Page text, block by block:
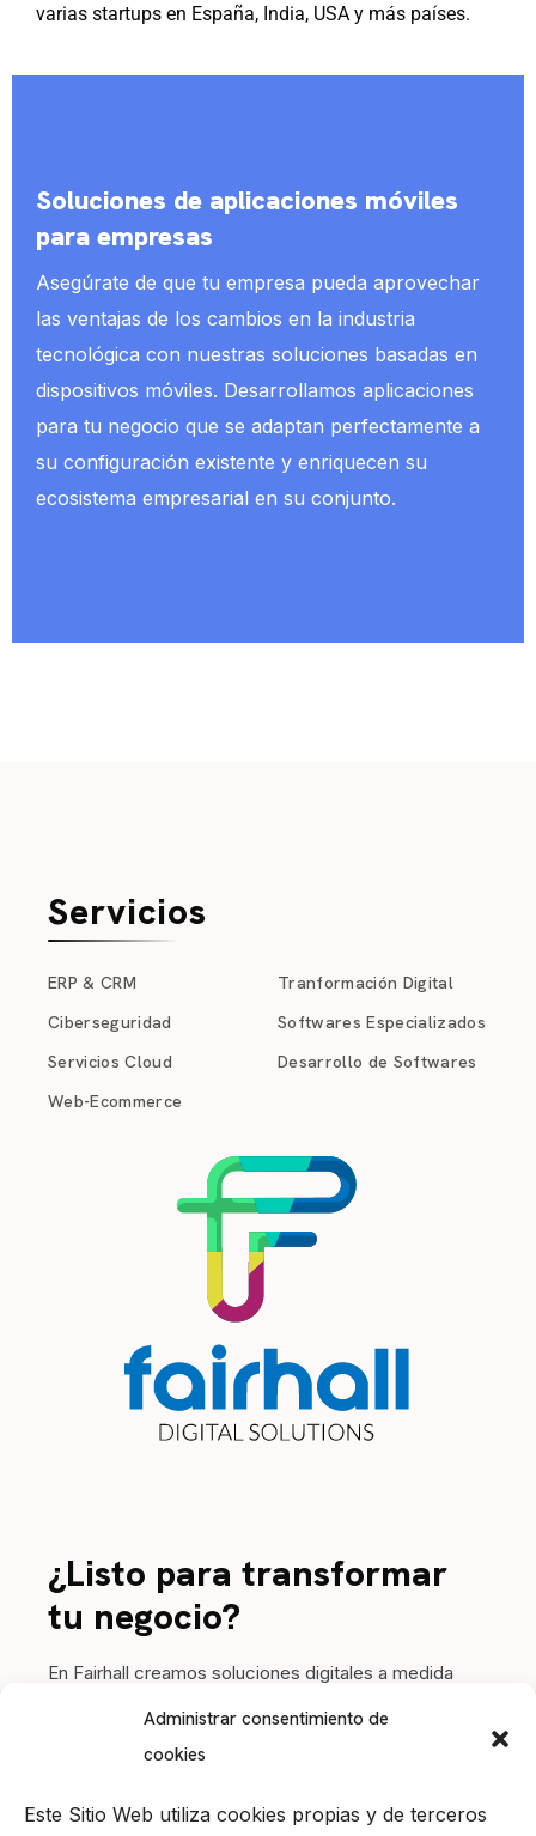
Administrar consentimiento de
cookies
Este Sitio Web utiliza cookies propias y de terceros
varias startups en España, India, USA y más países.
Soluciones de aplicaciones móviles
para empresas
Asegúrate de que tu empresa pueda aprovechar
las ventajas de los cambios en la industria
tecnológica con nuestras soluciones basadas en
dispositivos móviles. Desarrollamos aplicaciones
para tu negocio que se adaptan perfectamente a
su configuración existente y enriquecen su
ecosistema empresarial en su conjunto.
Servicios
ERP & CRM
Ciberseguridad
Servicios Cloud
Web-Ecommerce
Tranformación Digital
Softwares Especializados
Desarrollo de Softwares
¿Listo para transformar
tu negocio?
En Fairhall creamos soluciones digitales a medida